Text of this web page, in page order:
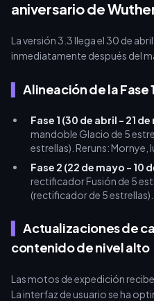
aniversario de
La versión 3.3 llega el 30 de
inmediatamente después del
Alineación de la Fase
Fase 1 (30 de abril - 21
mandoble Glacio de 5
estrellas). Reruns: Mornye,
Fase 2 (22 de mayo - 10
rectificador Fusión de 5
(rectificador de 5 estrellas).
Actualizaciones de
contenido de nivel alto
Las motos de expedición
La interfaz de usuario se ha